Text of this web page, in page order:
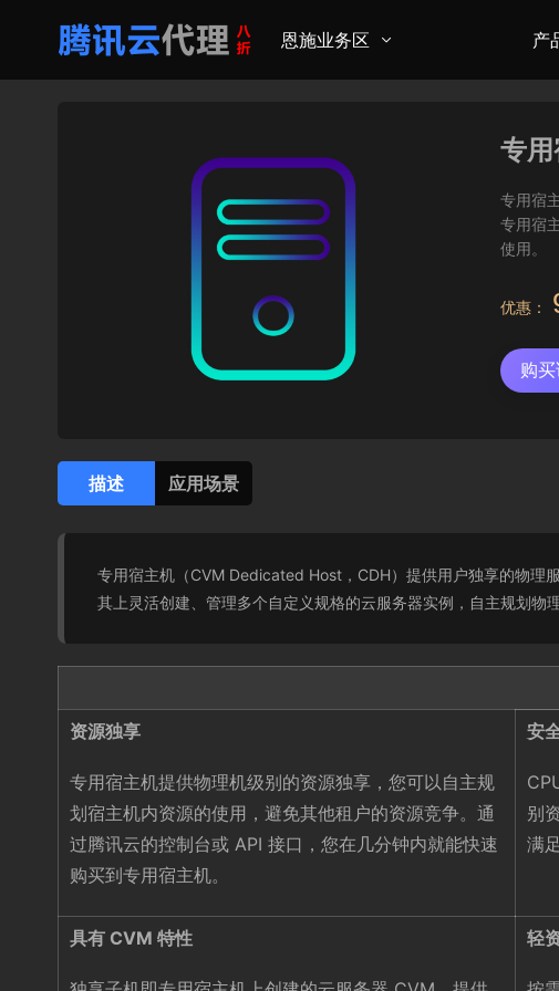
恩施业务区 产
专
专用宿
专用宿
使用。
优惠：
购
描述 应用场景
专用宿主机（CVM Dedicated Host，CDH）提供用户独享的物理
其上灵活创建、管理多个自定义规格的云服务器实例，自主规划物
资源独享
专用宿主机提供物理机级别的资源独享，您可以自主规
划宿主机内资源的使用，避免其他租户的资源竞争。通
过腾讯云的控制台或 API 接口，您在几分钟内就能快速
购买到专用宿主机。
安
别
满
具有 CVM 特性 轻